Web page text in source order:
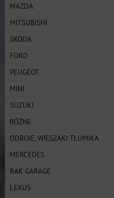
MAZDA
MITSUBISHI
SKODA
FORD
PEUGEOT
MINI
SUZUKI
RÓŻNE
ODBOJE, WIESZAKI TŁUMIKA
MERCEDES
RAK GARAGE
LEXUS